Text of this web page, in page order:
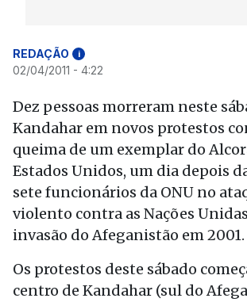
REDAÇÃO i
02/04/2011 - 4:22
Dez pessoas morreram neste
Kandahar em novos protestos
queima de um exemplar do
Estados Unidos, um dia depois
sete funcionários da ONU no
violento contra as Nações
invasão do Afeganistão em 2001.
Os protestos deste sábado
centro de Kandahar (sul do